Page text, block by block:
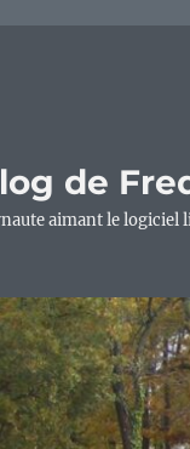
de
aimant le